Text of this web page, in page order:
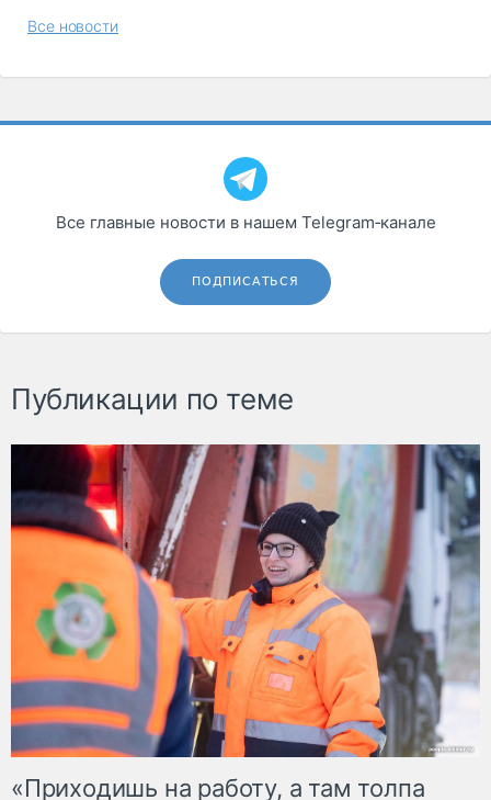
Все новости
Все главные новости в нашем Telegram‑канале
ПОДПИСАТЬСЯ
Публикации по теме
«Приходишь на работу, а там толпа